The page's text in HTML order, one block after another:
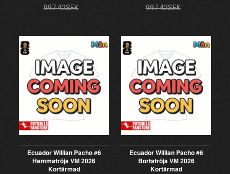
997.42SEK 997.42SEK
Ecuador Willian Pacho #6
Hemmatröja VM 2026
Kortärmad
Ecuador Willian Pacho #6
Bortatröja VM 2026
Kortärmad